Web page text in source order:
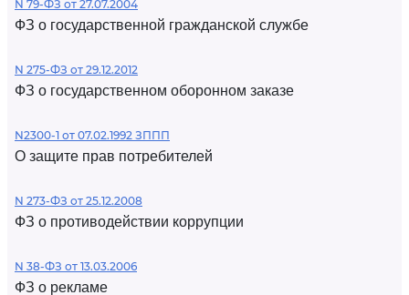
N 79-ФЗ от 27.07.2004
ФЗ о государственной гражданской службе
N 275-ФЗ от 29.12.2012
ФЗ о государственном оборонном заказе
N2300-1 от 07.02.1992 ЗППП
О защите прав потребителей
N 273-ФЗ от 25.12.2008
ФЗ о противодействии коррупции
N 38-ФЗ от 13.03.2006
ФЗ о рекламе